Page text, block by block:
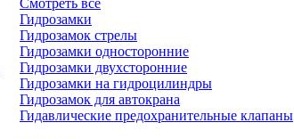
Смотреть все
Гидрозамки
Гидрозамок стрелы
Гидрозамки односторонние
Гидрозамки двухсторонние
Гидрозамки на гидроцилиндры
Гидрозамок для автокрана
Гидавлические предохранительные клапаны